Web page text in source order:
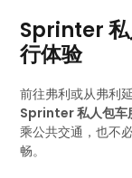
Sprinter 私
行体验
前往弗利或从弗利
Sprinter 私人包车
乘公共交通，也不
畅。